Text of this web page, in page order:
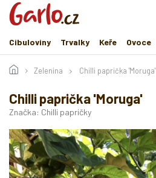
Přejít
obsah
Cibuloviny
Trvalky Keře Ovoce
Zelenina Chilli paprička 'Moruga'
Chilli paprička 'Moruga'
Značka: Chilli papričky